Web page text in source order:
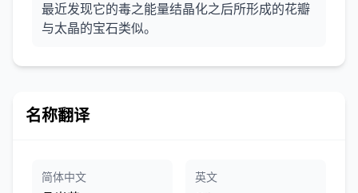
最近发现它的毒之能量结晶化之后所形成的花瓣
与太晶的宝石类似。
名称翻译
简体中文 英文